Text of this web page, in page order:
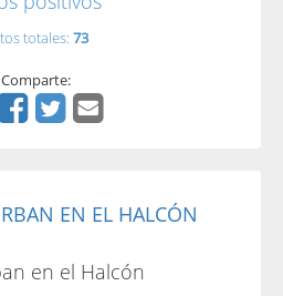
totales: 73
Comparte:
EN EL HALCÓN
en el Halcón